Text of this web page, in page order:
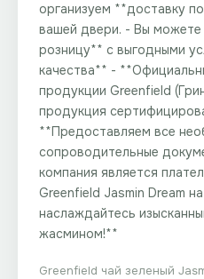
организуем **доставку
вашей двери. - Вы можете
розницу** с выгодными
качества** -
продукции Greenfield
продукция
**Предоставляем все
сопроводительные
компания является
Greenfield Jasmin Dream
наслаждайтесь
жасмином!**
Greenfield чай зеленый